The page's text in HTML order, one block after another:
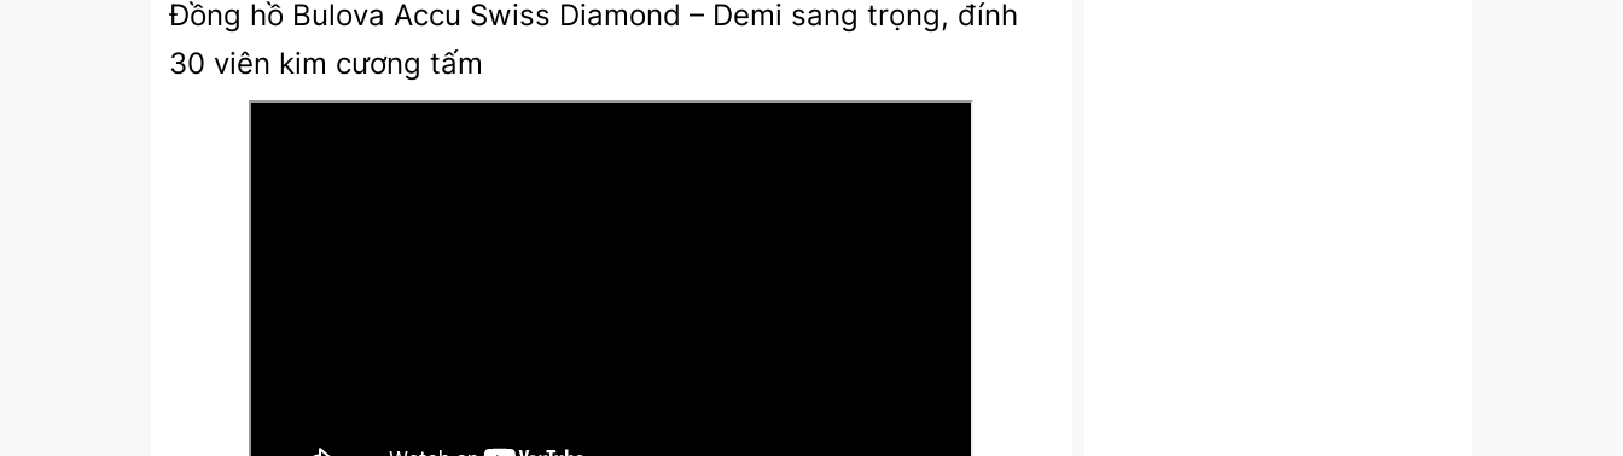
Đồng hồ Bulova Accu Swiss Diamond – Demi sang trọng, đính
30 viên kim cương tấm